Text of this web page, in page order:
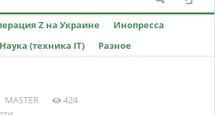
Z на Украине
Инопресса
Наука (техника IT) Разное
MASTER
424